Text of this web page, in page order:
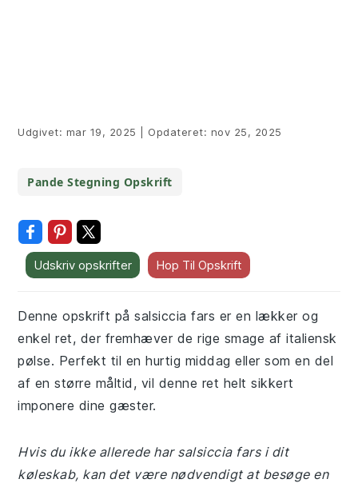
Udgivet: mar 19, 2025 Opdateret: nov 25, 2025
Pande Stegning Opskrift
Udskriv opskrifter Hop Til Opskrift
Denne opskrift på salsiccia fars er en lækker og
enkel ret, der fremhæver de rige smage af italiensk
pølse. Perfekt til en hurtig middag eller som en del
af en større måltid, vil denne ret helt sikkert
imponere dine gæster.
Hvis du ikke allerede har salsiccia fars i dit
køleskab, kan det være nødvendigt at besøge en